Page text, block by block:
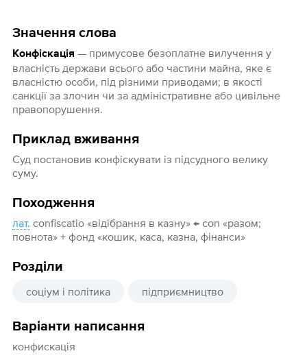
Значення слова
Конфіскація— примусове безоплатне вилучення у
власність держави всього або частини майна, яке є
власністю особи, під різними приводами; в якості
санкції за злочин чи за адміністративне або цивільне
правопорушення.
Приклад вживання
Суд постановив конфіскувати із підсудного велику
суму.
Походження
лат. confiscatio «відібрання в казну» ← con «разом;
повнота» + фонд «кошик, каса, казна, фінанси»
Розділи
соціум і політика підприємництво
Варіанти написання
конфискація